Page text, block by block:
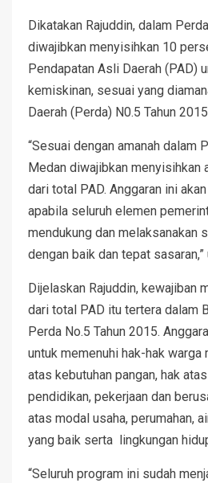
Dikatakan Rajuddin, dalam
diwajibkan menyisihkan 10
Pendapatan Asli Daerah (PAD)
kemiskinan, sesuai yang
Daerah (Perda) N0.5 Tahun
“Sesuai dengan amanah dalam
Medan diwajibkan menyisihkan
dari total PAD. Anggaran ini
apabila seluruh elemen
mendukung dan melaksanakan
dengan baik dan tepat sasaran,”
Dijelaskan Rajuddin, kewajiban
dari total PAD itu tertera dalam
Perda No.5 Tahun 2015.
untuk memenuhi hak-hak warga
atas kebutuhan pangan, hak
pendidikan, pekerjaan dan
atas modal usaha, perumahan,
yang baik serta lingkungan
“Seluruh program ini sudah